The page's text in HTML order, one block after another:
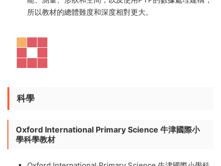
英文部的小朋友，可以通過英文思維來學習數學。使用構
Oxford Mathematics通過指導，獨立和擴展的學習活動
逐步建立理解，涵蓋PYP的五個方面：數字、模式和功
科學